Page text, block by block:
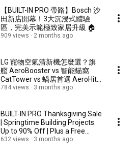
【BUILT-IN PRO 帶路】Bosch 沙
田新店開幕！3大沉浸式體驗
區，完美示範極致家居升級 🏠
909 views 2 months ago
LG 寵物空氣清新機怎麼選？旗
艦 AeroBooster vs 智能貓窩
CatTower vs 蝸居首選 AeroHit
深度拆解！
784 views 3 months ago
BUILT-IN PRO Thanksgiving Sale
| Springtime Building Projects:
Up to 90% Off | Plus a Free
iPhone...
632 views 3 months ago